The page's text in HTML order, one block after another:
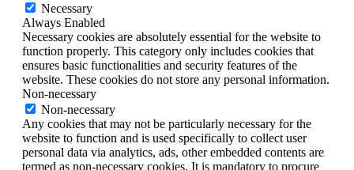
Necessary
Always Enabled
Necessary cookies are absolutely essential for the website to
function properly. This category only includes cookies that
ensures basic functionalities and security features of the
website. These cookies do not store any personal information.
Non-necessary
Non-necessary
Any cookies that may not be particularly necessary for the
website to function and is used specifically to collect user
personal data via analytics, ads, other embedded contents are
termed as non-necessary cookies. It is mandatory to procure